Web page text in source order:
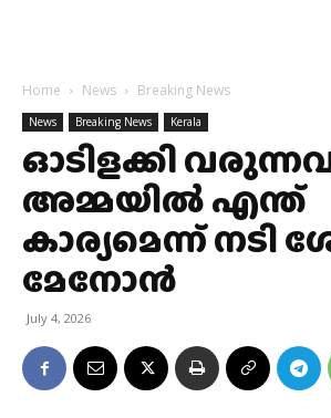
Home News Breaking News
News Breaking News Kerala
ഓടിളക്കി
അമ്മയിൽ എന്ത്
കാര്യമെന്ന് നടി
മേനോൻ
July 4, 2026